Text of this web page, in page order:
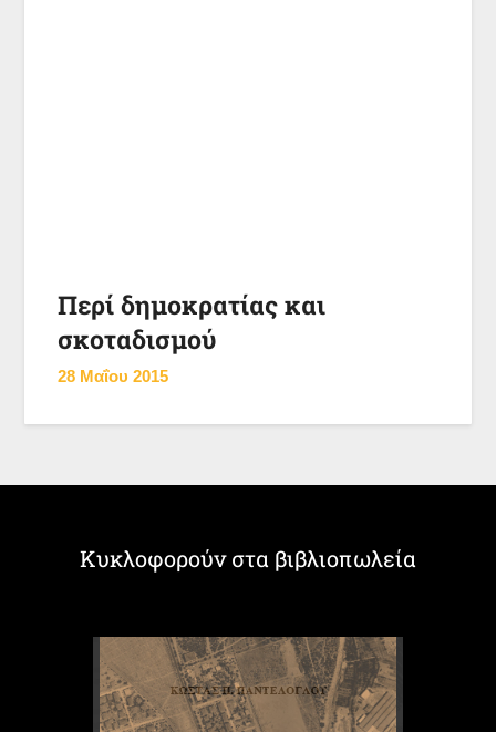
Περί δημοκρατίας και
σκοταδισμού
28 Μαΐου 2015
Κυκλοφορούν στα βιβλιοπωλεία